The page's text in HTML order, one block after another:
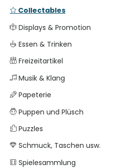
Collectables
Displays & Promotion
Essen & Trinken
Freizeitartikel
Musik & Klang
Papeterie
Puppen und Plüsch
Puzzles
Schmuck, Taschen usw.
Spielesammlung